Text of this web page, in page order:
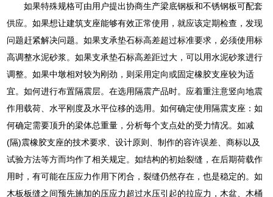
如果特殊规格可由用户提出协商生产梁底钢板和不锈钢板可配套
供应。如果想让建筑支座能够有效正常使用，就应该定期检查，发现
问题赶紧解决问题。如果支承垫石标高差超过标准要求，必须使用标
高调整水泥砂浆。如果支承垫石标高差距过大，可以用水泥砂浆进行
调整。如果中墩相对较为刚劲，则采用定向或固定橡胶支座较为适
宜。如何进行布置隔震层。在选用隔震产品时。应着重注意竖向地震
作用载荷、水平刚度及水平位移的选用。如何确定使用隔震支座：如
何确定需要顶升的梁体总重量，分析每个支点处的受力情况。如减
(隔)震橡胶支座的技术要求、设计原则、制作的容许误差、商标以及
试验方法等方而均作了相关规定。如结构的初始裂缝，在后期荷载作
用时，有可能在压应力作用下闭合，裂缝仍然存在，也是稳定的。如
木板板缝之间预先施加的压应力超过水压引起的拉应力，木盆、木桶